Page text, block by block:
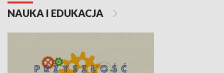
NAUKA I EDUKACJA